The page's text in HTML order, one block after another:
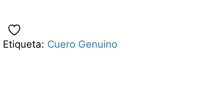
Etiqueta: Cuero Genuino